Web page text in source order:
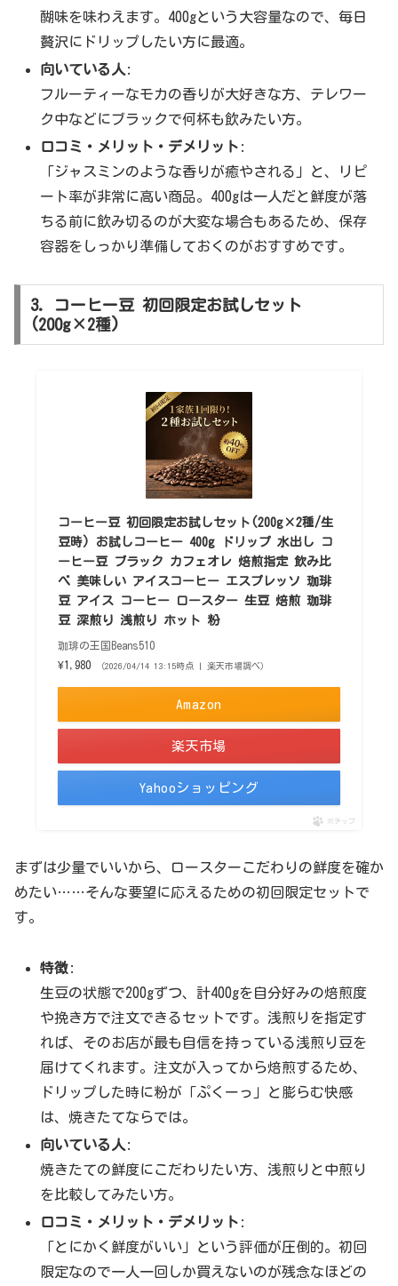
醐味を味わえます。400gという大容量なので、毎日
贅沢にドリップしたい方に最適。
向いている人 :
フルーティーなモカの香りが大好きな方、テレワー
ク中などにブラックで何杯も飲みたい方。
口コミ・メリット・デメリット :
「ジャスミンのような香りが癒やされる」と、リピ
ート率が非常に高い商品。400gは一人だと鮮度が落
ちる前に飲み切るのが大変な場合もあるため、保存
容器をしっかり準備しておくのがおすすめです。
3. コーヒー豆 初回限定お試しセット
(200g×2種)
コーヒー豆 初回限定お試しセット(200g×2種/生
豆時) お試しコーヒー 400g ドリップ 水出し コ
ーヒー豆 ブラック カフェオレ 焙煎指定 飲み比
べ 美味しい アイスコーヒー エスプレッソ 珈琲
豆 アイス コーヒー ロースター 生豆 焙煎 珈琲
豆 深煎り 浅煎り ホット 粉
珈琲の王国Beans510
¥1,980
（2026/04/14 13:15時点 | 楽天市場調べ）
Amazon
楽天市場
Yahooショッピング
ポチップ
まずは少量でいいから、ロースターこだわりの鮮度を確か
めたい……そんな要望に応えるための初回限定セットで
す。
特徴:
生豆の状態で200gずつ、計400gを自分好みの焙煎度
や挽き方で注文できるセットです。浅煎りを指定す
れば、そのお店が最も自信を持っている浅煎り豆を
届けてくれます。注文が入ってから焙煎するため、
ドリップした時に粉が「ぷくーっ」と膨らむ快感
は、焼きたてならでは。
向いている人 :
焼きたての鮮度にこだわりたい方、浅煎りと中煎り
を比較してみたい方。
口コミ・メリット・デメリット :
「とにかく鮮度がいい」という評価が圧倒的。初回
限定なので一人一回しか買えないのが残念なほどの